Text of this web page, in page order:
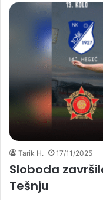
Tarik H. 17/11/2025
Sloboda
Tešnju